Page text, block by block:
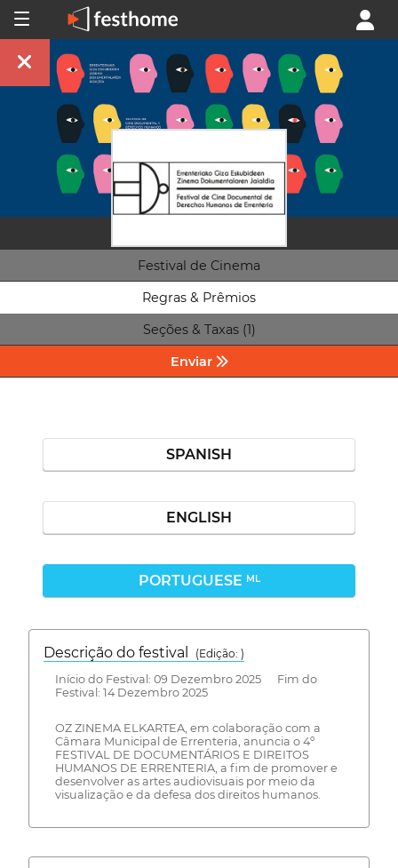
Festival de Cinema
Regras & Prêmios
Seções & Taxas (1)
Enviar
SPANISH
ENGLISH
PORTUGUESE ML
Descrição do festival
(Edição: )
Início do Festival: 09 Dezembro 2025 Fim do
Festival: 14 Dezembro 2025
OZ ZINEMA ELKARTEA, em colaboração com a
Câmara Municipal de Errenteria, anuncia o 4º
FESTIVAL DE DOCUMENTÁRIOS E DIREITOS
HUMANOS DE ERRENTERIA, a fim de promover e
desenvolver as artes audiovisuais por meio da
visualização e da defesa dos direitos humanos.